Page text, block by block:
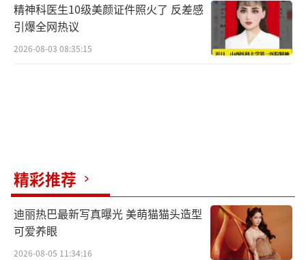
精神科医生10级美颜证件照火了 反差感
引爆全网热议
2026-08-03 08:35:15
精彩推荐
迪丽热巴最新写真曝光 美萌猫猫头造型
可爱养眼
2026-08-05 11:34:16